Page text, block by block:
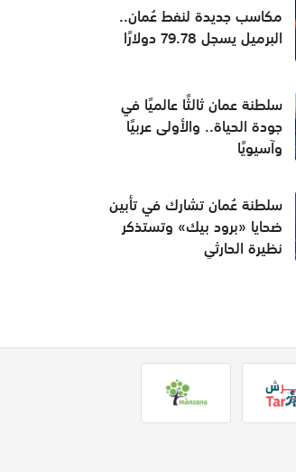
مكاسب جديدة لنفط عُمان..
البرميل يسجل 79.78 دولارًا
سلطنة عمان ثالثًا عالميًا في
جودة الحياة.. والأولى عربيًا
وآسيويًا
سلطنة عُمان تشارك في تأبين
ضحايا «برود بيك» وتستذكر
نظيرة الحارثي